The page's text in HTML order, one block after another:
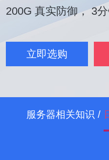
200G 真实防御， 3
立即选购
服务器相关知识 /